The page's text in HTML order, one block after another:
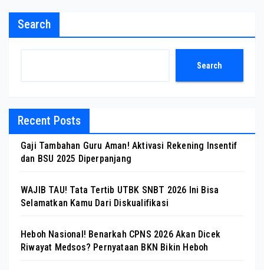
Search
Search
Recent Posts
Gaji Tambahan Guru Aman! Aktivasi Rekening Insentif
dan BSU 2025 Diperpanjang
WAJIB TAU! Tata Tertib UTBK SNBT 2026 Ini Bisa
Selamatkan Kamu Dari Diskualifikasi
Heboh Nasional! Benarkah CPNS 2026 Akan Dicek
Riwayat Medsos? Pernyataan BKN Bikin Heboh